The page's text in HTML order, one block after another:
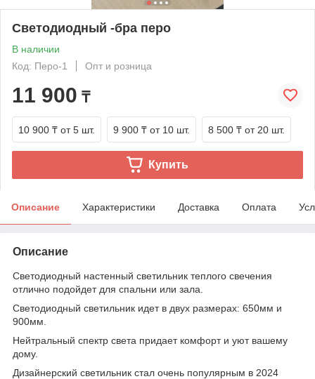
Светодиодный -бра перо
В наличии
Код: Перо-1
Опт и розница
11 900 ₸
10 900 ₸ от 5 шт. 9 900 ₸ от 10 шт. 8 500 ₸ от 20 шт.
Купить
Описание Характеристики Доставка Оплата
Описание
Светодиодный настенный светильник теплого свечения
отлично подойдет для спальни или зала.
Светодиодный светильник идет в двух размерах: 650мм и
900мм.
Нейтральный спектр света придает комфорт и уют вашему
дому.
Дизайнерский светильник стал очень популярным в 2024